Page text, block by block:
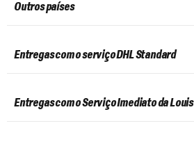
Outros países
Entregas com o serviço DHL Standard
Entregas com o Serviço Imediato da Louis